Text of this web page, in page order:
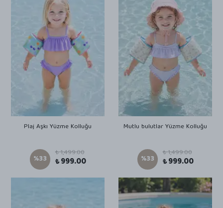
Plaj Aşkı Yüzme Kolluğu
%33
₺ 1,499.00
₺ 999.00
Mutlu bulutlar Yüzme Kolluğu
%33
₺ 1,499.00
₺ 999.00